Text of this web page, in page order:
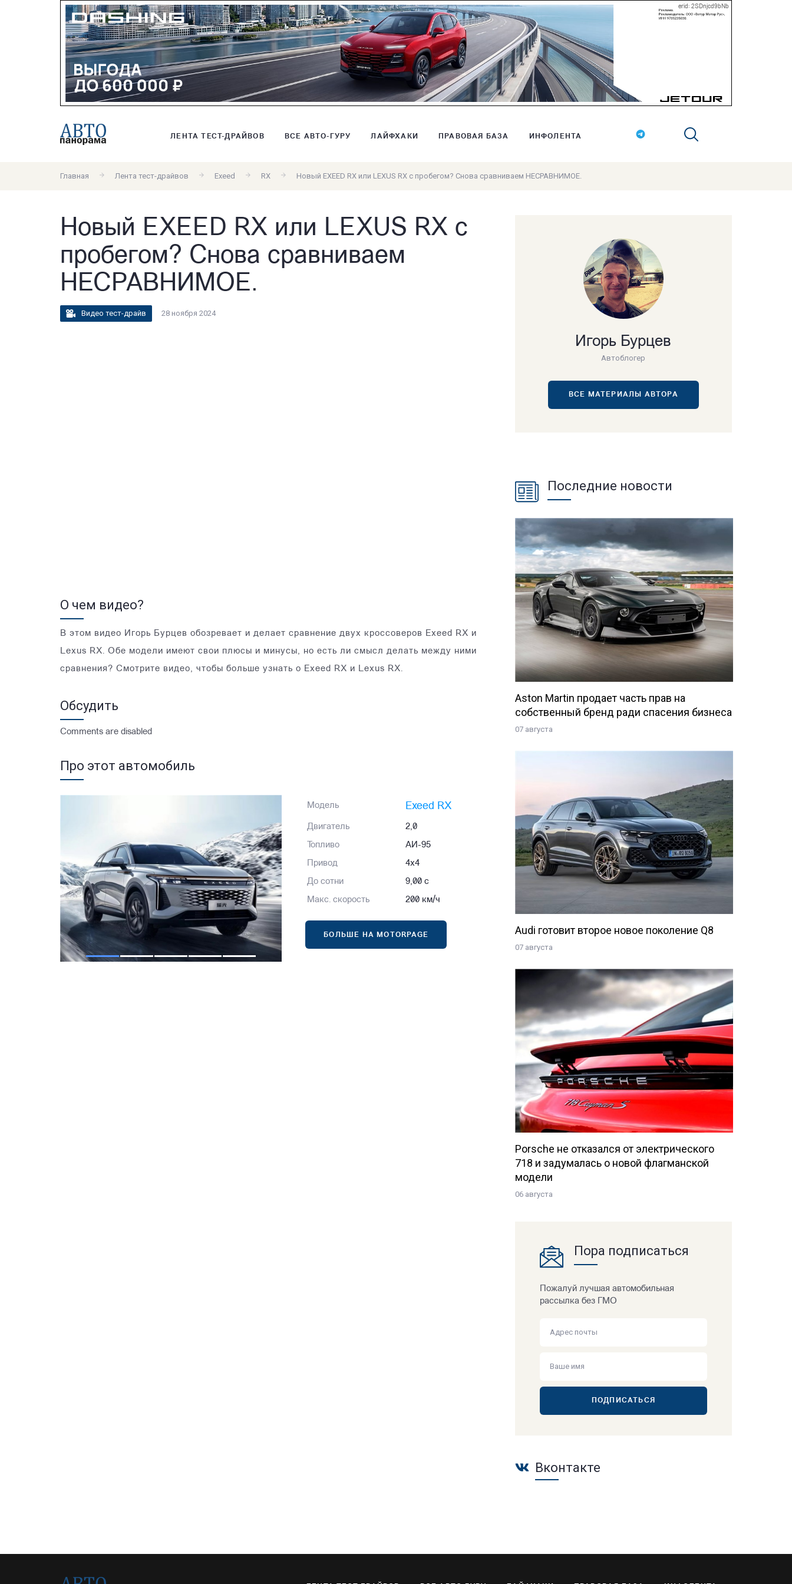
erid: 2SDnjcd9bNb
ЛЕНТА ТЕСТ-ДРАЙВОВ ВСЕ АВТО-ГУРУ ЛАЙФХАКИ ПРАВОВАЯ БАЗА ИНФОЛЕНТА
Главная Лента тест-драйвов Exeed RX Новый EXEED RX или LEXUS RX с пробегом? Снова сравниваем НЕСРАВНИМОЕ.
Новый EXEED RX или LEXUS RX с
пробегом? Снова сравниваем
НЕСРАВНИМОЕ.
Видео тест-драйв 28 ноября 2024
О чем видео?
В этом видео Игорь Бурцев обозревает и делает сравнение двух кроссоверов Exeed RX и
Lexus RX. Обе модели имеют свои плюсы и минусы, но есть ли смысл делать между ними
сравнения? Смотрите видео, чтобы больше узнать о Exeed RX и Lexus RX.
Обсудить
Comments are disabled
Про этот автомобиль
Модель Exeed RX
Двигатель 2,0
Топливо АИ-95
Привод 4x4
До сотни 9,00 с
Макс. скорость 200 км/ч
БОЛЬШЕ НА MOTORPAGE
Игорь Бурцев
Автоблогер
ВСЕ МАТЕРИАЛЫ АВТОРА
Последние новости
Aston Martin продает часть прав на
собственный бренд ради спасения бизнеса
07 августа
Audi готовит второе новое поколение Q8
07 августа
Porsche не отказался от электрического
718 и задумалась о новой флагманской
модели
06 августа
Пора подписаться
Пожалуй лучшая автомобильная
рассылка без ГМО
ПОДПИСАТЬСЯ
Вконтакте